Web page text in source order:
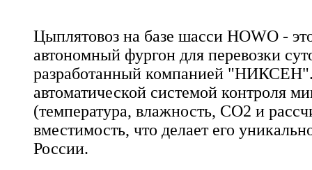
Цыплятовоз на базе шасси HOWO -
автономный фургон для перевозки
разработанный компанией
автоматической системой контроля
(температура, влажность, CO2 и
вместимость, что делает его
России.